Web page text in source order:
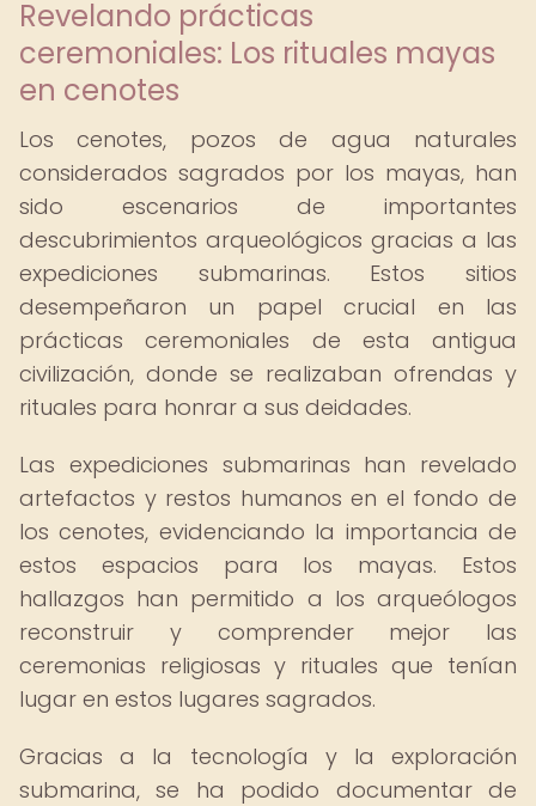
Revelando prácticas
ceremoniales: Los rituales mayas
en cenotes
Los cenotes, pozos de agua naturales
considerados sagrados por los mayas, han
sido escenarios de importantes
descubrimientos arqueológicos gracias a las
expediciones submarinas. Estos sitios
desempeñaron un papel crucial en las
prácticas ceremoniales de esta antigua
civilización, donde se realizaban ofrendas y
rituales para honrar a sus deidades.
Las expediciones submarinas han revelado
artefactos y restos humanos en el fondo de
los cenotes, evidenciando la importancia de
estos espacios para los mayas. Estos
hallazgos han permitido a los arqueólogos
reconstruir y comprender mejor las
ceremonias religiosas y rituales que tenían
lugar en estos lugares sagrados.
Gracias a la tecnología y la exploración
submarina, se ha podido documentar de